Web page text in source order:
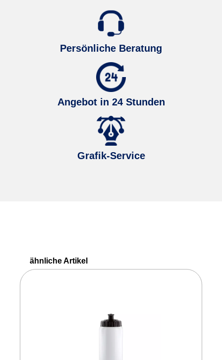
Persönliche Beratung
Angebot in 24 Stunden
Grafik-Service
Produktgalerie überspringen
ähnliche Artikel